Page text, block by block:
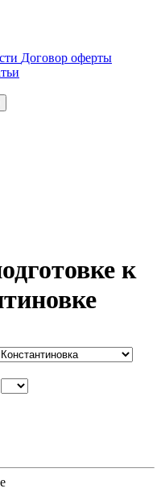
Договор оферты
к